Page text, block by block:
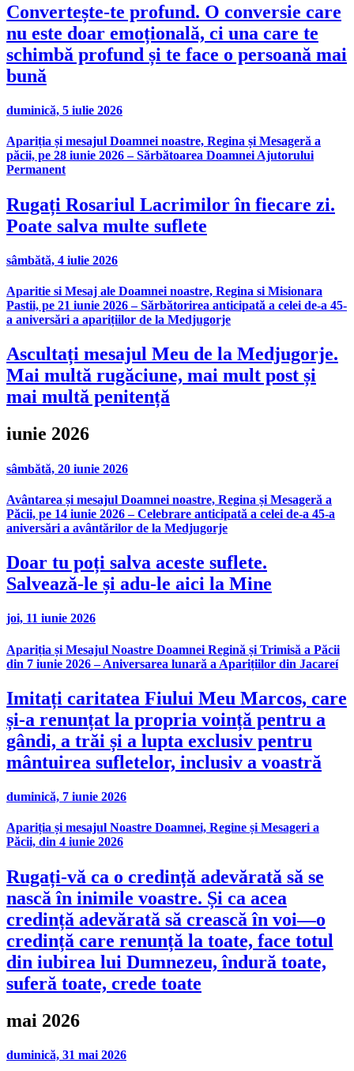
Convertește-te profund. O conversie care
nu este doar emoțională, ci una care te
schimbă profund și te face o persoană mai
bună
duminică, 5 iulie 2026
Apariția și mesajul Doamnei noastre, Regina și Mesageră a
păcii, pe 28 iunie 2026 – Sărbătoarea Doamnei Ajutorului
Permanent
Rugați Rosariul Lacrimilor în fiecare zi.
Poate salva multe suflete
sâmbătă, 4 iulie 2026
Aparitie si Mesaj ale Doamnei noastre, Regina si Misionara
Pastii, pe 21 iunie 2026 – Sărbătorirea anticipată a celei de-a 45-
a aniversări a aparițiilor de la Medjugorje
Ascultați mesajul Meu de la Medjugorje.
Mai multă rugăciune, mai mult post și
mai multă penitență
iunie 2026
sâmbătă, 20 iunie 2026
Avântarea și mesajul Doamnei noastre, Regina și Mesageră a
Păcii, pe 14 iunie 2026 – Celebrare anticipată a celei de-a 45-a
aniversări a avântărilor de la Medjugorje
Doar tu poți salva aceste suflete.
Salvează-le și adu-le aici la Mine
joi, 11 iunie 2026
Apariția și Mesajul Noastre Doamnei Regină și Trimisă a Păcii
din 7 iunie 2026 – Aniversarea lunară a Aparițiilor din Jacareí
Imitați caritatea Fiului Meu Marcos, care
și-a renunțat la propria voință pentru a
gândi, a trăi și a lupta exclusiv pentru
mântuirea sufletelor, inclusiv a voastră
duminică, 7 iunie 2026
Apariția și mesajul Noastre Doamnei, Regine și Mesageri a
Păcii, din 4 iunie 2026
Rugați-vă ca o credință adevărată să se
nască în inimile voastre. Și ca acea
credință adevărată să crească în voi—o
credință care renunță la toate, face totul
din iubirea lui Dumnezeu, îndură toate,
suferă toate, crede toate
mai 2026
duminică, 31 mai 2026